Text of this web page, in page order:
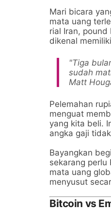
Mari bicara
mata uang
rial Iran,
dikenal
"Tiga
sudah
Matt
Pelemahan
menguat
yang kita beli.
angka gaji
Bayangkan
sekarang
mata uang
menyusut
Bitcoin vs